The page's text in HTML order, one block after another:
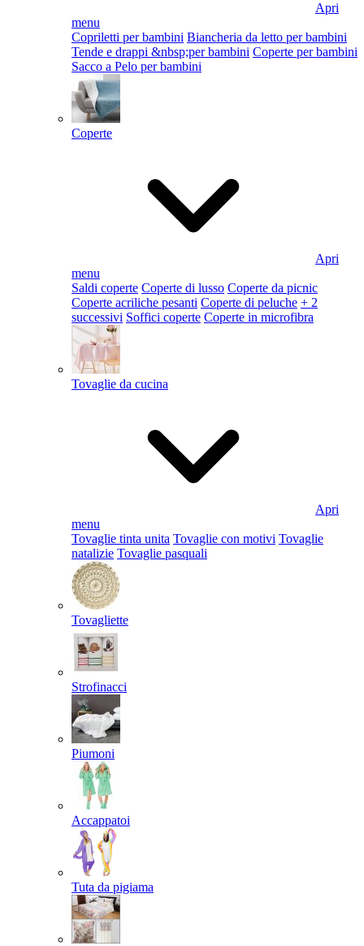
Apri
menu
Copriletti per bambini Biancheria da letto per bambini
Tende e drappi &nbsp;per bambini Coperte per bambini
Sacco a Pelo per bambini
Coperte
Apri
menu
Saldi coperte Coperte di lusso Coperte da picnic
Coperte acriliche pesanti Coperte di peluche + 2
successivi Soffici coperte Coperte in microfibra
Tovaglie da cucina
Apri
menu
Tovaglie tinta unita Tovaglie con motivi Tovaglie
natalizie Tovaglie pasquali
Tovagliette
Strofinacci
Piumoni
Accappatoi
Tuta da pigiama